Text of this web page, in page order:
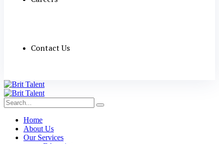
Contact Us
Home
About Us
Our Services